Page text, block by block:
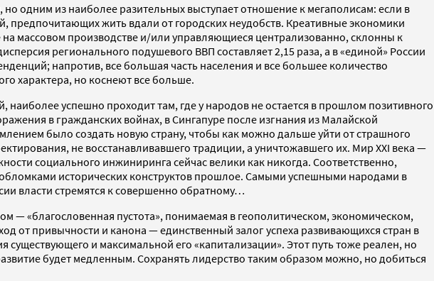
одним из наиболее разительных выступает отношение к мегаполисам: если в
предпочитающих жить вдали от городских неудобств. Креативные экономики
массовом производстве и/или управляющиеся централизованно, склонны к
регионального подушевого ВВП составляет 2,15 раза, а в «единой» России
напротив, все большая часть населения и все большее количество
характера, но коснеют все больше.
успешно проходит там, где у народов не остается в прошлом позитивного
в гражданских войнах, в Сингапуре после изгнания из Малайской
было создать новую страну, чтобы как можно дальше уйти от страшного
не восстанавливавшего традиции, а уничтожавшего их. Мир XXI века —
социального инжиниринга сейчас велики как никогда. Соответственно,
исторических конструктов прошлое. Самыми успешными народами в
власти стремятся к совершенно обратному…
«благословенная пустота», понимаемая в геополитическом, экономическом,
от привычности и канона — единственный залог успеха развивающихся стран в
и максимальной его «капитализации». Этот путь тоже реален, но
будет медленным. Сохранять лидерство таким образом можно, но добиться